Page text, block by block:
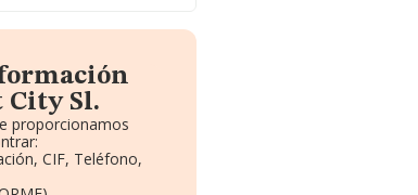
City Sl.
proporcionamos
CIF, Teléfono,